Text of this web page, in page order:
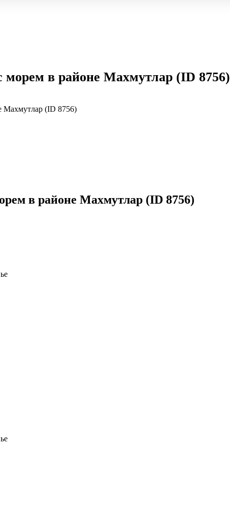
морем в районе Махмутлар (ID 8756)
Махмутлар (ID 8756)
в районе Махмутлар (ID 8756)